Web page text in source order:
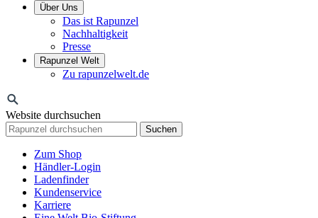
Über Uns
Das ist Rapunzel
Nachhaltigkeit
Presse
Rapunzel Welt
Zu rapunzelwelt.de
Website durchsuchen
Suchen
Zum Shop
Händler-Login
Ladenfinder
Kundenservice
Karriere